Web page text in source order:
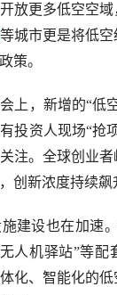
放更多低空空域
等城市更是将低
策。
上，新增的“低
投资人现场“抢
注。全球创业
创新浓度持续飙
建设也在加速
无人机驿站”等
化、智能化的